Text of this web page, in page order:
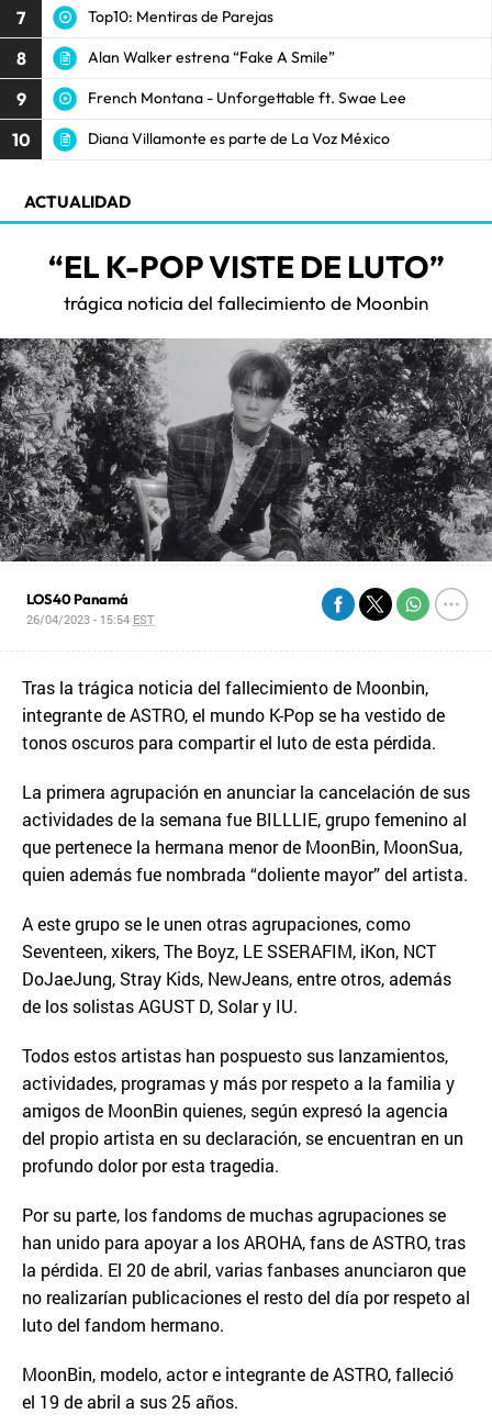
7 Top10: Mentiras de Parejas
8 Alan Walker estrena “Fake A Smile”
9 French Montana - Unforgettable ft. Swae Lee
10 Diana Villamonte es parte de La Voz México
ACTUALIDAD
“EL K-POP VISTE DE LUTO”
trágica noticia del fallecimiento de Moonbin
LOS40 Panamá
26/04/2023 - 15:54 EST
Tras la trágica noticia del fallecimiento de Moonbin,
integrante de ASTRO, el mundo K-Pop se ha vestido de
tonos oscuros para compartir el luto de esta pérdida.
La primera agrupación en anunciar la cancelación de sus
actividades de la semana fue BILLLIE, grupo femenino al
que pertenece la hermana menor de MoonBin, MoonSua,
quien además fue nombrada “doliente mayor” del artista.
A este grupo se le unen otras agrupaciones, como
Seventeen, xikers, The Boyz, LE SSERAFIM, iKon, NCT
DoJaeJung, Stray Kids, NewJeans, entre otros, además
de los solistas AGUST D, Solar y IU.
Todos estos artistas han pospuesto sus lanzamientos,
actividades, programas y más por respeto a la familia y
amigos de MoonBin quienes, según expresó la agencia
del propio artista en su declaración, se encuentran en un
profundo dolor por esta tragedia.
Por su parte, los fandoms de muchas agrupaciones se
han unido para apoyar a los AROHA, fans de ASTRO, tras
la pérdida. El 20 de abril, varias fanbases anunciaron que
no realizarían publicaciones el resto del día por respeto al
luto del fandom hermano.
MoonBin, modelo, actor e integrante de ASTRO, falleció
el 19 de abril a sus 25 años.